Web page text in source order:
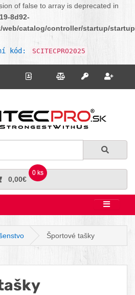
of false to array is deprecated in
8d92-
web/catalog/controller/startup/
kód: SCITECPRO2025
nám. Kontakt Porovnanie
Prihlásiť sa
0 ks
0,00€
Športové tašky